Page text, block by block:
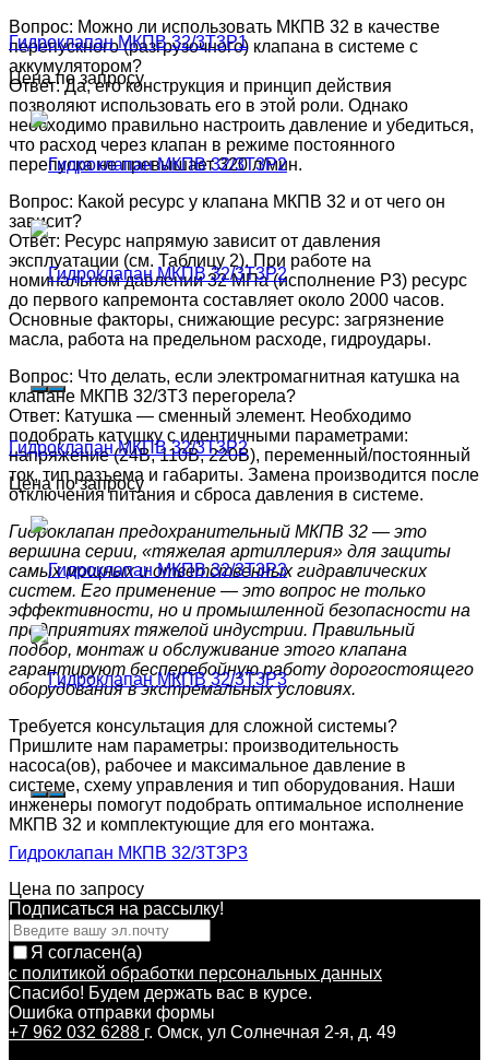
Вопрос: Можно ли использовать МКПВ 32 в качестве
перепускного (разгрузочного) клапана в системе с
аккумулятором?
Ответ: Да, его конструкция и принцип действия
позволяют использовать его в этой роли. Однако
необходимо правильно настроить давление и убедиться,
что расход через клапан в режиме постоянного
перепуска не превышает 320 л/мин.
Вопрос: Какой ресурс у клапана МКПВ 32 и от чего он
зависит?
Ответ: Ресурс напрямую зависит от давления
эксплуатации (см. Таблицу 2). При работе на
номинальном давлении 32 МПа (исполнение Р3) ресурс
до первого капремонта составляет около 2000 часов.
Основные факторы, снижающие ресурс: загрязнение
масла, работа на предельном расходе, гидроудары.
Вопрос: Что делать, если электромагнитная катушка на
клапане МКПВ 32/3Т3 перегорела?
Ответ: Катушка — сменный элемент. Необходимо
подобрать катушку с идентичными параметрами:
напряжение (24В, 110В, 220В), переменный/постоянный
ток, тип разъема и габариты. Замена производится после
отключения питания и сброса давления в системе.
Гидроклапан предохранительный МКПВ 32 — это
вершина серии, «тяжелая артиллерия» для защиты
самых мощных и ответственных гидравлических
систем. Его применение — это вопрос не только
эффективности, но и промышленной безопасности на
предприятиях тяжелой индустрии. Правильный
подбор, монтаж и обслуживание этого клапана
гарантируют бесперебойную работу дорогостоящего
оборудования в экстремальных условиях.
Требуется консультация для сложной системы?
Пришлите нам параметры: производительность
насоса(ов), рабочее и максимальное давление в
системе, схему управления и тип оборудования. Наши
инженеры помогут подобрать оптимальное исполнение
МКПВ 32 и комплектующие для его монтажа.
Гидроклапан МКПВ 32/3Т3Р1
Цена по запросу
Гидроклапан МКПВ 32/3Т3Р2
Цена по запросу
Гидроклапан МКПВ 32/3Т3Р3
Цена по запросу
Подписаться на рассылкy!
Я согласен(a)
с политикой обработки персональных данных
Спасибо! Будем держать вас в курсе.
Ошибка отправки формы
+7 962 032 6288 г. Омск, ул Солнечная 2-я, д. 49